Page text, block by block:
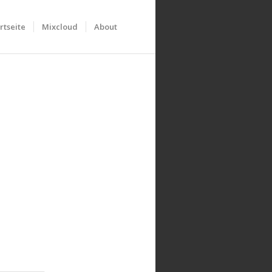
Mixcloud About